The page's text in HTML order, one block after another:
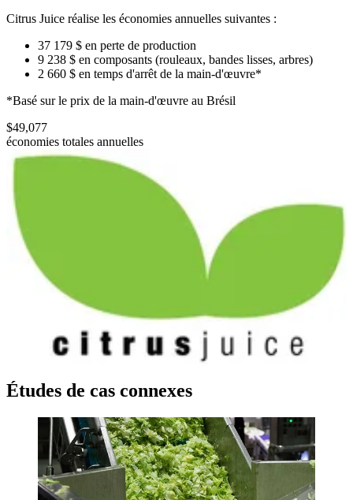
Citrus Juice réalise les économies annuelles suivantes :
37 179 $ en perte de production
9 238 $ en composants (rouleaux, bandes lisses, arbres)
2 660 $ en temps d'arrêt de la main-d'œuvre*
*Basé sur le prix de la main-d'œuvre au Brésil
$49,077
économies totales annuelles
Études de cas connexes